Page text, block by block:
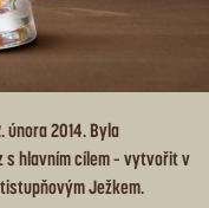
2014. Byla
s hlavním cílem – vytvořit v
Ježkem.